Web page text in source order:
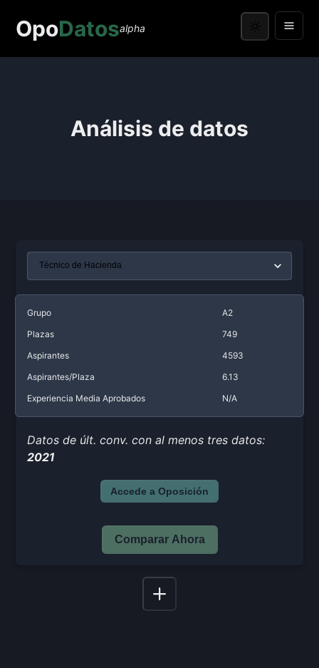
OpoDatosalpha
Análisis de datos
Grupo
A2
Plazas
749
Aspirantes
4593
Aspirantes/Plaza
6.13
Experiencia Media Aprobados
N/A
Datos de últ. conv. con al menos tres datos:
2021
Accede a Oposición
Comparar Ahora